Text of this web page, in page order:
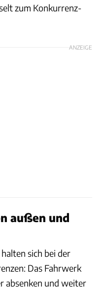
zum Konkurrenz-
ANZEIGE
außen und
sich bei der
Das Fahrwerk
absenken und weiter